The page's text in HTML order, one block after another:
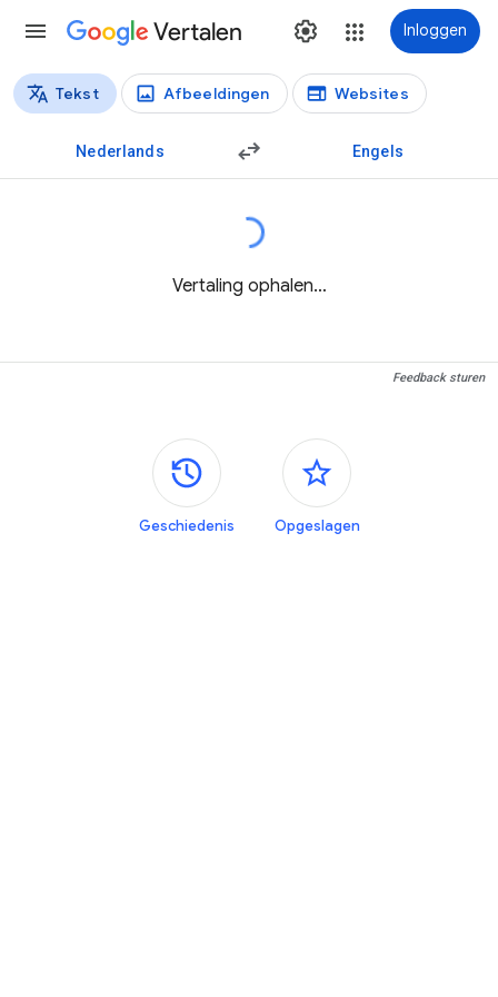
Vertalen Inloggen
Vertaaltypen
Tekst Afbeeldingen Websites
Nederlands Engels
Vertaling ophalen…
Feedback sturen
Zijvensters
Geschiedenis Opgeslagen